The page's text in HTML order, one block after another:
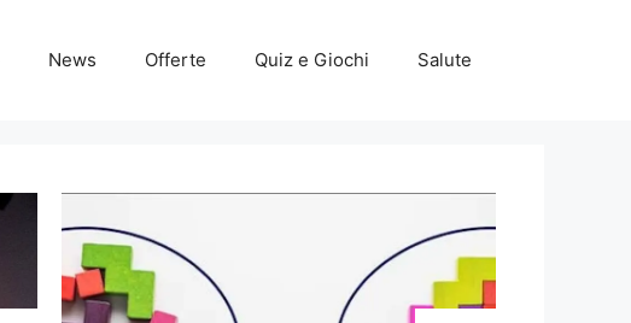
News Offerte Quiz e Giochi Salute